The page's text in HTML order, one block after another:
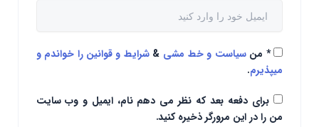
* منسیاست و خط مشی &شرایط و قوانین را خواندم و
میپذیرم.
برای دفعه بعد که نظر می دهم نام، ایمیل و وب سایت
من را در این مرورگر ذخیره کنید.